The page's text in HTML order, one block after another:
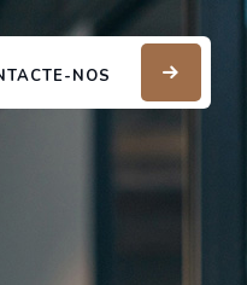
NOS